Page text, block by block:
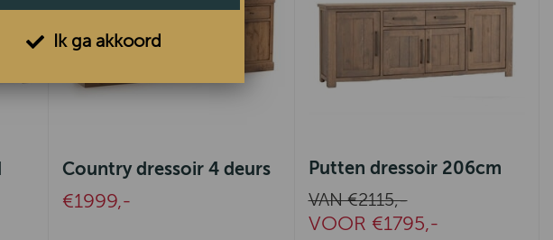
Country dressoir 4 deurs
€1999,-
Putten dressoir 206cm
VAN €2115,-
VOOR €1795,-
Ik ga akkoord